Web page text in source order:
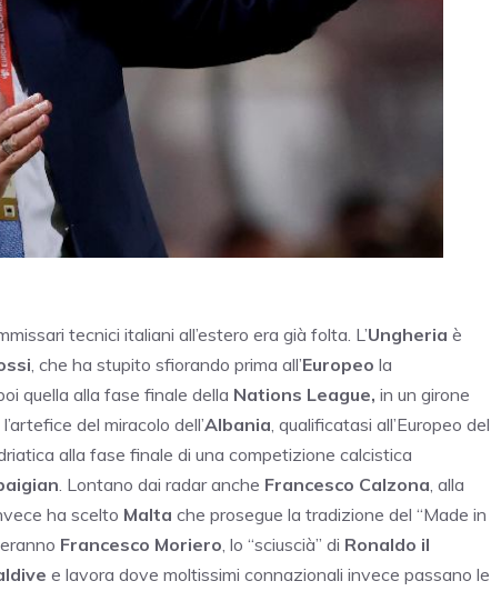
tecnici italiani all’estero era già folta. L’Ungheria è
, che ha stupito sfiorando prima all’Europeo la
quella alla fase finale della Nations League, in un girone
del miracolo dell’Albania , qualificatasi all’Europeo del
alla fase finale di una competizione calcistica
. Lontano dai radar anche Francesco Calzona , alla
ha scelto Malta che prosegue la tradizione del “Made in
Francesco Moriero , lo “sciuscià” di Ronaldo il
e lavora dove moltissimi connazionali invece passano le